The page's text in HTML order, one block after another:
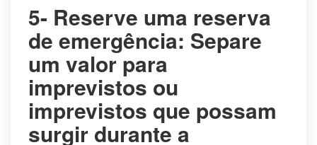
5- Reserve uma reserva
de emergência: Separe
um valor para
imprevistos ou
imprevistos que possam
surgir durante a